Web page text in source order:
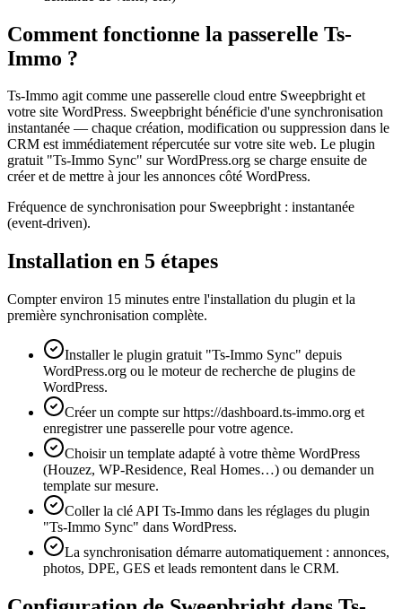
Comment fonctionne la passerelle Ts-
Immo ?
Ts-Immo agit comme une passerelle cloud entre Sweepbright et
votre site WordPress. Sweepbright bénéficie d'une synchronisation
instantanée — chaque création, modification ou suppression dans le
CRM est immédiatement répercutée sur votre site web. Le plugin
gratuit "Ts-Immo Sync" sur WordPress.org se charge ensuite de
créer et de mettre à jour les annonces côté WordPress.
Fréquence de synchronisation pour Sweepbright : instantanée
(event-driven).
Installation en 5 étapes
Compter environ 15 minutes entre l'installation du plugin et la
première synchronisation complète.
Installer le plugin gratuit "Ts-Immo Sync" depuis
WordPress.org ou le moteur de recherche de plugins de
WordPress.
Créer un compte sur https://dashboard.ts-immo.org et
enregistrer une passerelle pour votre agence.
Choisir un template adapté à votre thème WordPress
(Houzez, WP-Residence, Real Homes…) ou demander un
template sur mesure.
Coller la clé API Ts-Immo dans les réglages du plugin
"Ts-Immo Sync" dans WordPress.
La synchronisation démarre automatiquement : annonces,
photos, DPE, GES et leads remontent dans le CRM.